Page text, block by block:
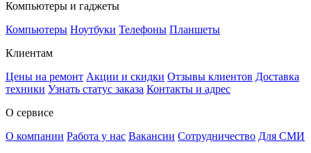
Компьютеры и гаджеты
Компьютеры Ноутбуки Телефоны Планшеты
Клиентам
Цены на ремонт Акции и скидки Отзывы клиентов Доставка
техники Узнать статус заказа Контакты и адрес
О сервисе
О компании Работа у нас Вакансии Сотрудничество Для СМИ